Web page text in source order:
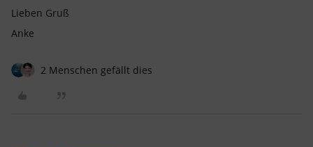
Lieben Gruß
Anke
2 Menschen gefällt dies